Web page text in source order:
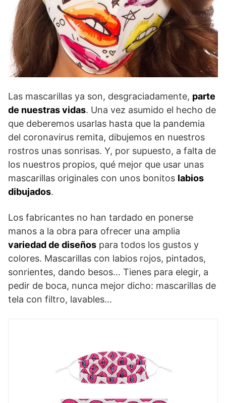
Las mascarillas ya son, desgraciadamente, parte
de nuestras vidas. Una vez asumido el hecho de
que deberemos usarlas hasta que la pandemia
del coronavirus remita, dibujemos en nuestros
rostros unas sonrisas. Y, por supuesto, a falta de
los nuestros propios, qué mejor que usar unas
mascarillas originales con unos bonitos labios
dibujados.
Los fabricantes no han tardado en ponerse
manos a la obra para ofrecer una amplia
variedad de diseños para todos los gustos y
colores. Mascarillas con labios rojos, pintados,
sonrientes, dando besos… Tienes para elegir, a
pedir de boca, nunca mejor dicho: mascarillas de
tela con filtro, lavables…